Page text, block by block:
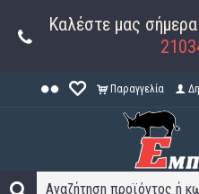
Καλέστε μας
Παραγγελία